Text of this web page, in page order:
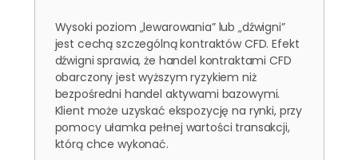
Wysoki poziom „lewarowania” lub „dźwigni”
jest cechą szczególną kontraktów CFD. Efekt
dźwigni sprawia, że ​​handel kontraktami CFD
obarczony jest wyższym ryzykiem niż
bezpośredni handel aktywami bazowymi.
Klient może uzyskać ekspozycję na rynki, przy
pomocy ułamka pełnej wartości transakcji,
którą chce wykonać.